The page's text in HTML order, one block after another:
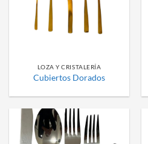
LOZA Y CRISTALERÍA
Cubiertos Dorados